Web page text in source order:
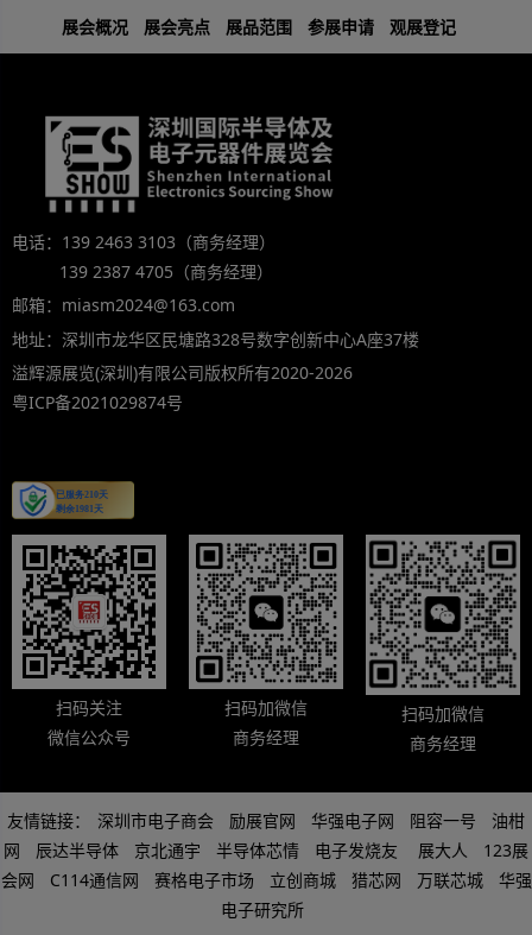
展会概况 展会亮点 展品范围 参展申请 观展登记
电话：139 2463 3103（商务经理）
139 2387 4705（商务经理）
邮箱：miasm2024@163.com
地址：深圳市龙华区民塘路328号数字创新中心A座37楼
溢辉源展览(深圳)有限公司版权所有2020-2026
粤ICP备2021029874号
扫码关注
微信公众号
扫码加微信
商务经理
扫码加微信
商务经理
友情链接： 深圳市电子商会 励展官网 华强电子网 阻容一号
油柑
网
辰达半导体 京北通宇 半导体芯情 电子发烧友 展大人
123展
会网
C114通信网 赛格电子市场 立创商城 猎芯网 万联芯城
华强
电子研究所